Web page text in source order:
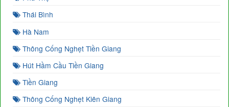
Thái Bình
Hà Nam
Thông Cống Nghẹt Tiền Giang
Hút Hầm Cầu Tiền Giang
Tiền Giang
Thông Cống Nghẹt Kiên Giang